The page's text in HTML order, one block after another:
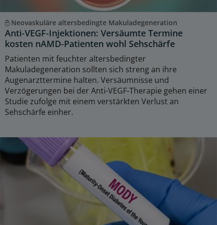
Neovaskuläre altersbedingte Makuladegeneration
Anti-VEGF-Injektionen: Versäumte Termine
kosten nAMD-Patienten wohl Sehschärfe
Patienten mit feuchter altersbedingter
Makuladegeneration sollten sich streng an ihre
Augenarzttermine halten. Versäumnisse und
Verzögerungen bei der Anti-VEGF-Therapie gehen einer
Studie zufolge mit einem verstärkten Verlust an
Sehschärfe einher.